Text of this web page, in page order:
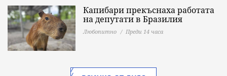
Капибари прекъснаха работата
на депутати в Бразилия
Любопитно Преди 14 часа